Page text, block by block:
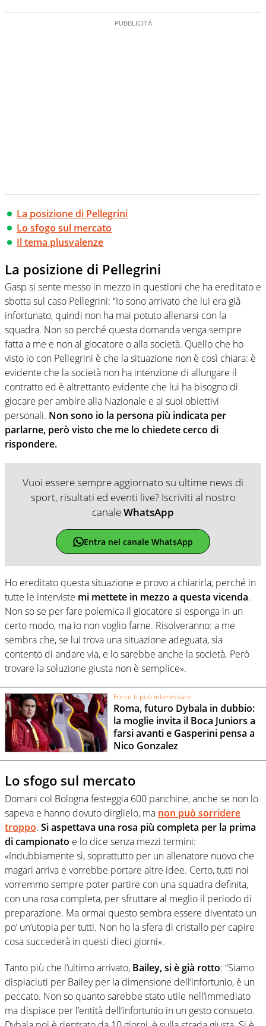
La posizione di Pellegrini
Lo sfogo sul mercato
Il tema plusvalenze
La posizione di Pellegrini
Gasp si sente messo in mezzo in questioni che ha ereditato e
sbotta sul caso Pellegrini: “Io sono arrivato che lui era già
infortunato, quindi non ha mai potuto allenarsi con la
squadra. Non so perché questa domanda venga sempre
fatta a me e non al giocatore o alla società. Quello che ho
visto io con Pellegrini è che la situazione non è così chiara: è
evidente che la società non ha intenzione di allungare il
contratto ed è altrettanto evidente che lui ha bisogno di
giocare per ambire alla Nazionale e ai suoi obiettivi
personali. Non sono io la persona più indicata per
parlarne, però visto che me lo chiedete cerco di
rispondere.
Vuoi essere sempre aggiornato su ultime news di
sport, risultati ed eventi live? Iscriviti al nostro
canaleWhatsApp
Entra nel canale WhatsApp
Ho ereditato questa situazione e provo a chiarirla, perché in
tutte le interviste mi mettete in mezzo a questa vicenda.
Non so se per fare polemica il giocatore si esponga in un
certo modo, ma io non voglio farne. Risolveranno: a me
sembra che, se lui trova una situazione adeguata, sia
contento di andare via, e lo sarebbe anche la società. Però
trovare la soluzione giusta non è semplice».
Forse ti può interessare
Roma, futuro Dybala in dubbio:
la moglie invita il Boca Juniors a
farsi avanti e Gasperini pensa a
Nico Gonzalez
Lo sfogo sul mercato
Domani col Bologna festeggia 600 panchine, anche se non lo
sapeva e hanno dovuto dirglielo, ma non può sorridere
troppo. Si aspettava una rosa più completa per la prima
di campionato e lo dice senza mezzi termini:
«Indubbiamente sì, soprattutto per un allenatore nuovo che
magari arriva e vorrebbe portare altre idee. Certo, tutti noi
vorremmo sempre poter partire con una squadra definita,
con una rosa completa, per sfruttare al meglio il periodo di
preparazione. Ma ormai questo sembra essere diventato un
po’ un’utopia per tutti. Non ho la sfera di cristallo per capire
cosa succederà in questi dieci giorni».
Tanto più che l’ultimo arrivato, Bailey, si è già rotto: “Siamo
dispiaciuti per Bailey per la dimensione dell’infortunio, è un
peccato. Non so quanto sarebbe stato utile nell’immediato
ma dispiace per l’entità dell’infortunio in un gesto consueto.